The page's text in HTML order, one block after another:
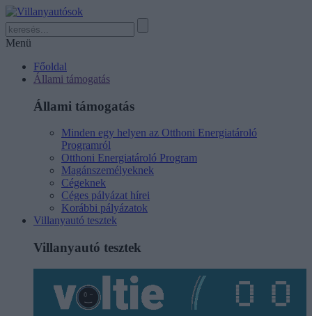
Menü
Főoldal
Állami támogatás
Állami támogatás
Minden egy helyen az Otthoni Energiatároló
Programról
Otthoni Energiatároló Program
Magánszemélyeknek
Cégeknek
Céges pályázat hírei
Korábbi pályázatok
Villanyautó tesztek
Villanyautó tesztek